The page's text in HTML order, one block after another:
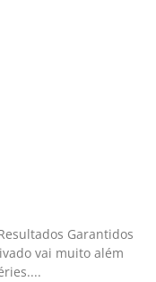
Garantidos
vai muito além